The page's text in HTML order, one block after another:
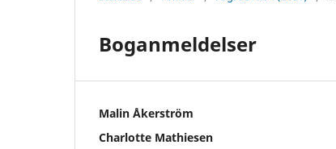
Boganmeldelser
Malin Åkerström
Charlotte Mathiesen